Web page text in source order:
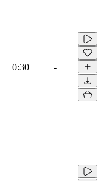
0:30 -